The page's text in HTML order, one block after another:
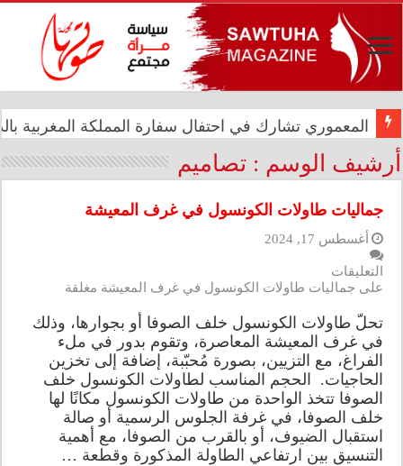
المعموري تشارك في احتفال سفارة المملكة المغربية بالذكرى الـ27
الدار العراقية للأزياء تعزز حضورها الدولي في مهرجان
أرشيف الوسم :تصاميم
جماليات طاولات الكونسول في غرف المعيشة
أغسطس 17, 2024
التعليقات
على جماليات طاولات الكونسول في غرف المعيشة مغلقة
تحلّ طاولات الكونسول خلف الصوفا أو بجوارها، وذلك
في غرف المعيشة المعاصرة، وتقوم بدور في ملء
الفراغ، مع التزيين، بصورة مُحبّبة، إضافة إلى تخزين
الحاجيات. الحجم المناسب لطاولات الكونسول خلف
الصوفا تتخذ الواحدة من طاولات الكونسول مكانًا لها
خلف الصوفا، في غرفة الجلوس الرسمية أو صالة
استقبال الضيوف، أو بالقرب من الصوفا، مع أهمية
التنسيق بين ارتفاعي الطاولة المذكورة وقطعة …